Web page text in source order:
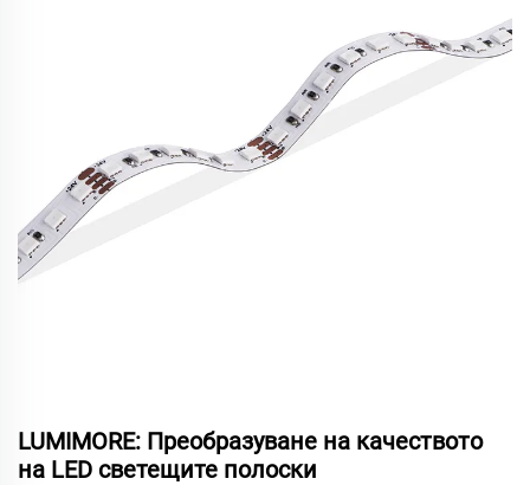
LUMIMORE: Преобразуване на качеството
на LED светещите полоски